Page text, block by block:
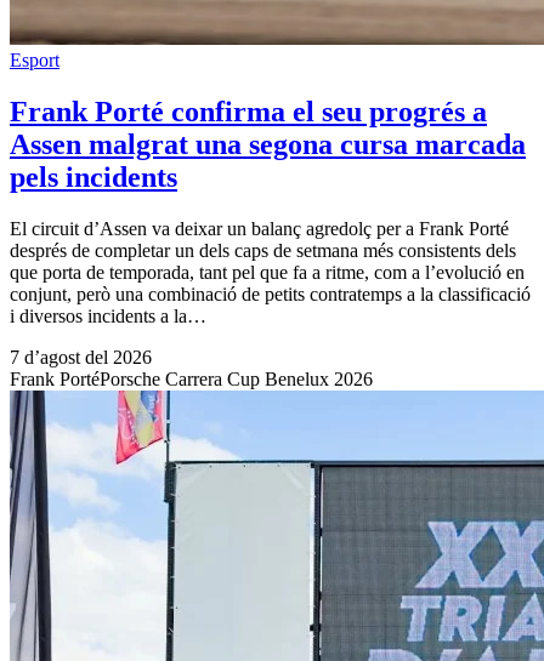
Esport
Frank Porté confirma el seu progrés a
Assen malgrat una segona cursa marcada
pels incidents
El circuit d’Assen va deixar un balanç agredolç per a Frank Porté
després de completar un dels caps de setmana més consistents dels
que porta de temporada, tant pel que fa a ritme, com a l’evolució en
conjunt, però una combinació de petits contratemps a la classificació
i diversos incidents a la…
7 d’agost del 2026
Frank PortéPorsche Carrera Cup Benelux 2026